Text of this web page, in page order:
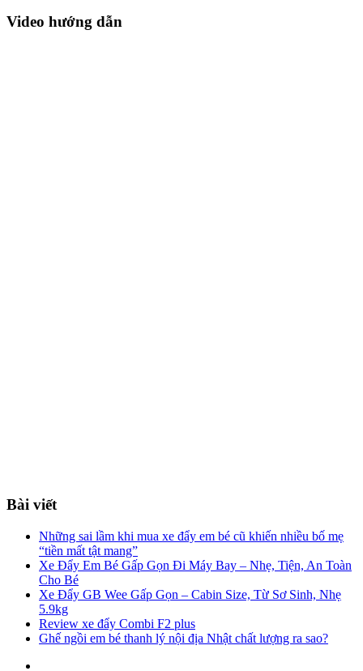
Video hướng dẫn
Bài viết
Những sai lầm khi mua xe đẩy em bé cũ khiến nhiều bố mẹ
“tiền mất tật mang”
Xe Đẩy Em Bé Gấp Gọn Đi Máy Bay – Nhẹ, Tiện, An Toàn
Cho Bé
Xe Đẩy GB Wee Gấp Gọn – Cabin Size, Từ Sơ Sinh, Nhẹ
5.9kg
Review xe đẩy Combi F2 plus
Ghế ngồi em bé thanh lý nội địa Nhật chất lượng ra sao?